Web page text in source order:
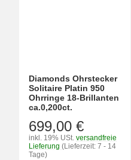
Diamonds Ohrstecker
Solitaire Platin 950
Ohrringe 18-Brillanten
ca.0,200ct.
699,00 €
inkl. 19% USt. versandfreie
Lieferung (Lieferzeit: 7 - 14
Tage)